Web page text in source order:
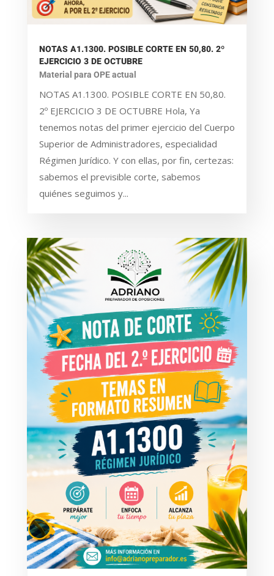
NOTAS A1.1300. POSIBLE CORTE EN 50,80. 2º
EJERCICIO 3 DE OCTUBRE
Material para OPE actual
NOTAS A1.1300. POSIBLE CORTE EN 50,80.
2º EJERCICIO 3 DE OCTUBRE Hola, Ya
tenemos notas del primer ejercicio del Cuerpo
Superior de Administradores, especialidad
Régimen Jurídico. Y con ellas, por fin, certezas:
sabemos el previsible corte, sabemos
quiénes seguimos y...